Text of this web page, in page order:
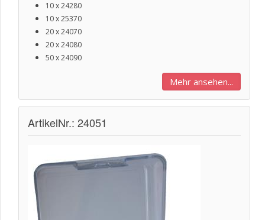
10 x 24280
10 x 25370
20 x 24070
20 x 24080
50 x 24090
Mehr ansehen...
ArtikelNr.: 24051